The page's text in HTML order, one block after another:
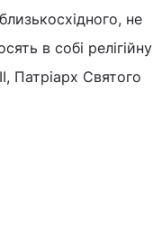
не
в собі релігійну
Патріарх Святого